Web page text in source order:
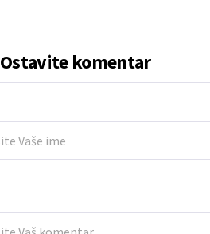
Ostavite komentar